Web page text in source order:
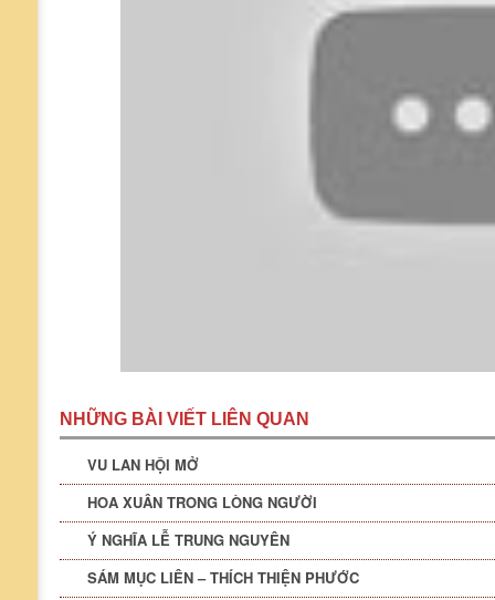
NHỮNG BÀI VIẾT LIÊN QUAN
VU LAN HỘI MỞ
HOA XUÂN TRONG LÒNG NGƯỜI
Ý NGHĨA LỄ TRUNG NGUYÊN
SÁM MỤC LIÊN – THÍCH THIỆN PHƯỚC